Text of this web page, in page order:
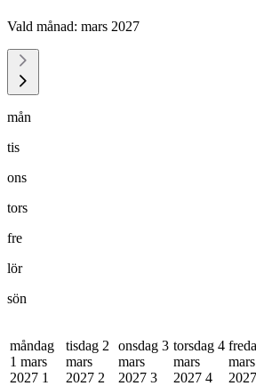
Vald månad: mars 2027
mån
tis
ons
tors
fre
lör
sön
måndag
1 mars
2027 1
tisdag 2
mars
2027 2
onsdag 3
mars
2027 3
torsdag 4
mars
2027 4
mars
2027